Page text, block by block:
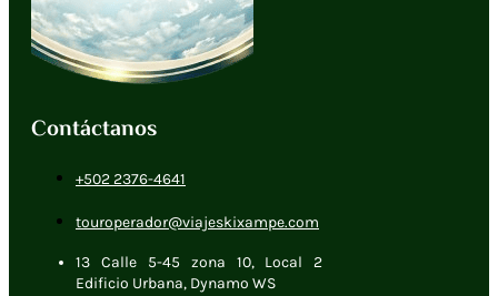
Contáctanos
+502 2376-4641
touroperador@viajeskixampe.com
13 Calle 5-45 zona 10, Local 2
Edificio Urbana, Dynamo WS